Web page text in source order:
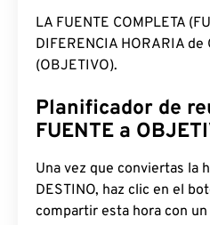
LA FUENTE COMPLETA
DIFERENCIA HORARIA de
(OBJETIVO).
Planificador de
FUENTE a
Una vez que conviertas la
DESTINO, haz clic en el
compartir esta hora con